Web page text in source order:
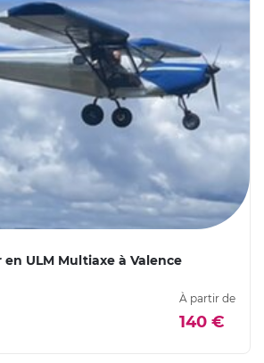
ULM Multiaxe à Valence
À partir de
140 €